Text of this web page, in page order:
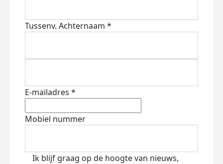
Tussenv. Achternaam *
E-mailadres *
Mobiel nummer
Ik blijf graag op de hoogte van nieuws,